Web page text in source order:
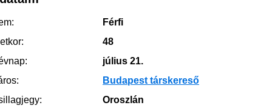
Férfi
48
július 21.
Budapest társkereső
Oroszlán